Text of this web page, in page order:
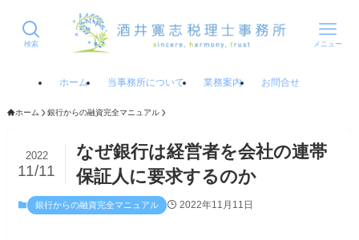
検索 メニュー
ホーム 当事務所について 業務案内 お問合せ
ホーム 銀行からの融資完全マニュアル
なぜ銀行は経営者を会社の連帯
保証人に要求するのか
2022
11/11
銀行からの融資完全マニュアル 2022年11月11日